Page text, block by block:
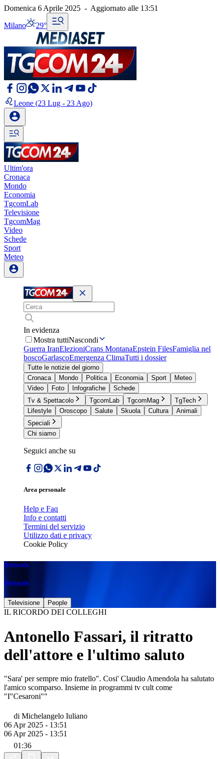
Domenica 6 Aprile 2025 - Aggiornato alle 13:51
Milano 29°
Leone (23 Lug - 23 Ago)
Ultim'ora
Cronaca
Mondo
Economia
TgcomLab
Televisione
TgcomMag
Video
Schede
Sport
Meteo
In evidenza
Mostra tuttiNascondi
Guerra IranElezioniCrans MontanaEpstein FilesFamiglia nel
boscoGarlascoEmergenza ClimaTutti i dossier
Tutte le notizie del giorno
Cronaca
Mondo Politica Economia Sport
Meteo
Video
Foto Infografiche
Schede
Tv & Spettacolo
TgcomLab TgcomMag
TgTech
Lifestyle
Oroscopo Salute Skuola Cultura
Animali
Speciali
Chi siamo
Seguici anche su
Area personale
Help e Faq
Info e contatti
Termini del servizio
Utilizzo dati e privacy
Cookie Policy
Spettacolo
Spettacolo
Televisione People
IL RICORDO DEI COLLEGHI
Antonello Fassari, il ritratto
dell'attore e l'ultimo saluto
"Sara' per sempre mio fratello". Cosi' Claudio Amendola ha salutato
l'amico scomparso. Insieme in programmi tv cult come
"I"Cesaroni""
di Michelangelo Iuliano
06 Apr 2025 - 13:51
06 Apr 2025 - 13:51
01:36